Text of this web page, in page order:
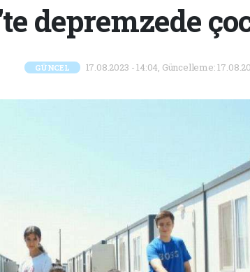
depremzede
GÜNCEL 17.08.2023 - 14:04, Güncelleme: